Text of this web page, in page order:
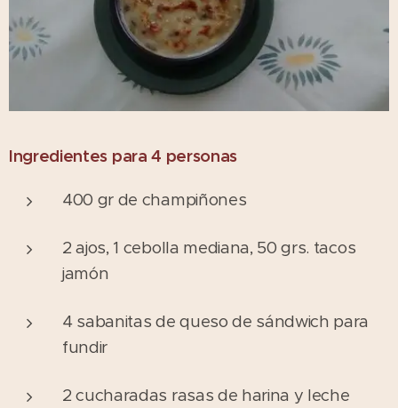
Ingredientes para 4 personas
400 gr de champiñones
2 ajos, 1 cebolla mediana, 50 grs. tacos
jamón
4 sabanitas de queso de sándwich para
fundir
2 cucharadas rasas de harina y leche